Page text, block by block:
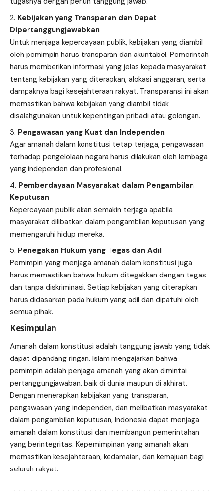
Kebijakan yang Transparan dan Dapat
Dipertanggungjawabkan
Untuk menjaga kepercayaan publik, kebijakan yang diambil
oleh pemimpin harus transparan dan akuntabel. Pemerintah
harus memberikan informasi yang jelas kepada masyarakat
tentang kebijakan yang diterapkan, alokasi anggaran, serta
dampaknya bagi kesejahteraan rakyat. Transparansi ini akan
memastikan bahwa kebijakan yang diambil tidak
disalahgunakan untuk kepentingan pribadi atau golongan.
Pengawasan yang Kuat dan Independen
Agar amanah dalam konstitusi tetap terjaga, pengawasan
terhadap pengelolaan negara harus dilakukan oleh lembaga
yang independen dan profesional.
Pemberdayaan Masyarakat dalam Pengambilan
Keputusan
Kepercayaan publik akan semakin terjaga apabila
masyarakat dilibatkan dalam pengambilan keputusan yang
memengaruhi hidup mereka.
Penegakan Hukum yang Tegas dan Adil
Pemimpin yang menjaga amanah dalam konstitusi juga
harus memastikan bahwa hukum ditegakkan dengan tegas
dan tanpa diskriminasi. Setiap kebijakan yang diterapkan
harus didasarkan pada hukum yang adil dan dipatuhi oleh
semua pihak.
Kesimpulan
Amanah dalam konstitusi adalah tanggung jawab yang tidak
dapat dipandang ringan. Islam mengajarkan bahwa
pemimpin adalah penjaga amanah yang akan dimintai
pertanggungjawaban, baik di dunia maupun di akhirat.
Dengan menerapkan kebijakan yang transparan,
pengawasan yang independen, dan melibatkan masyarakat
dalam pengambilan keputusan, Indonesia dapat menjaga
amanah dalam konstitusi dan membangun pemerintahan
yang berintegritas. Kepemimpinan yang amanah akan
memastikan kesejahteraan, kedamaian, dan kemajuan bagi
seluruh rakyat.